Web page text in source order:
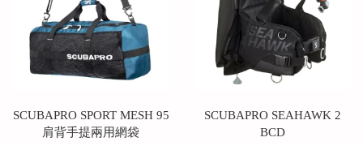
SCUBAPRO SPORT MESH 95
肩背手提兩用網袋
SCUBAPRO SEAHAWK 2
BCD